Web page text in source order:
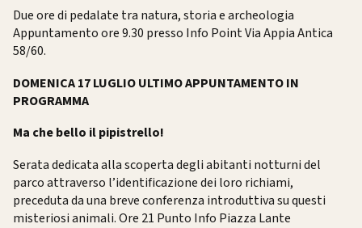
Due ore di pedalate tra natura, storia e archeologia
Appuntamento ore 9.30 presso Info Point Via Appia Antica
58/60.
DOMENICA 17 LUGLIO ULTIMO APPUNTAMENTO IN
PROGRAMMA
Ma che bello il pipistrello!
Serata dedicata alla scoperta degli abitanti notturni del
parco attraverso l’identificazione dei loro richiami,
preceduta da una breve conferenza introduttiva su questi
misteriosi animali.Ore 21 Punto Info Piazza Lante